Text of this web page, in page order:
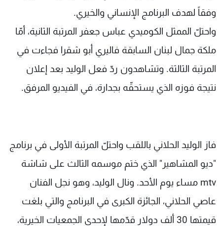
وفقاً لهدف البرنامج الإنساني والخيري.
واحتلّ الممثل الكوميدي عباس جعفر المرتبة الثانية، أمّا
ملكة جمال لبنان السابقة فاليري أبو شقرا فجاءت في
المرتبة الثالثة. وتشاهدون ردّ فعل الوليد بعد إعلان
نتيجة فوزه الذي يستحقّه بجدارة، في الفيديو المرفق.
فاز الوليد الحلاني باللقب واحتلّ المرتبة الأولى في برنامج
"ديو المشاهير" الذي ختم موسمه الثالث على شاشة
mtv مساء يوم الأحد. ونال الوليد، وهو نجل الفنان
عاصي الحلاني، الجائزة الكبرى في البرنامج والتي بلغت
قيمتها 30 ألف دولار قدّمها لإحدى الجمعيات الخيرية،